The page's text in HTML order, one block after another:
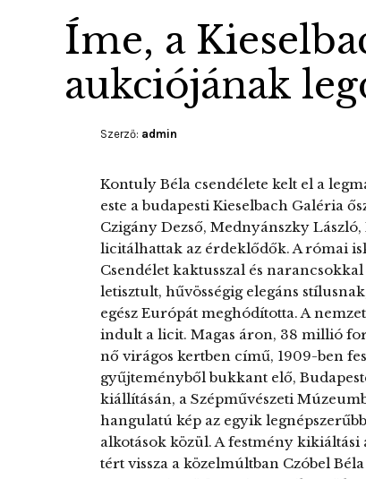
Íme, a
aukciójának
Szerző: admin
Kontuly Béla csendélete kelt el a
este a budapesti Kieselbach Galéria
Czigány Dezső, Mednyánszky
licitálhattak az érdeklődők. A római
Csendélet kaktusszal és
letisztult, hűvösségig elegáns
egész Európát meghódította. A
indult a licit. Magas áron, 38 millió
nő virágos kertben című, 1909-ben
gyűjteményből bukkant elő,
kiállításán, a Szépművészeti
hangulatú kép az egyik
alkotások közül. A festmény
tért vissza a közelmúltban Czóbel